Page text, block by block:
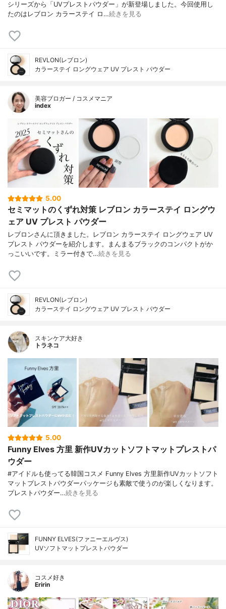
シリーズから「UVプレストパウダー」が新登場しました。今回使用し
たのはレブロン カラーステイ ロ…続きを見る
REVLON(レブロン)
カラーステイ ロングウェア UV プレスト パウダー
美容ブロガー / コスメマニア
index
5.00
セミマットのくずれ対策 レブロン カラーステイ ロングウ
ェア UV プレスト パウダー
レブロンさんに頂きました。レブロン カラーステイ ロングウェア UV
プレスト パウダーを紹介します。まんまるブラックのコンパクトがか
っこいいです。ミラー付きで…続きを見る
REVLON(レブロン)
カラーステイ ロングウェア UV プレスト パウダー
スキンケア大好き
トラネコ
5.00
Funny Elves 方里 新作UVカットソフトマットプレストパ
ウダー
#アイドルも使ってる韓国コスメ Funny Elves 方里新作UVカットソフト
マットプレストパウダーパッケージも素敵で使うのが楽しくなります。
プレストパウダー…続きを見る
FUNNY ELVES(ファニーエルヴス)
UVソフトマットプレストパウダー
コスメ好き
Eririn